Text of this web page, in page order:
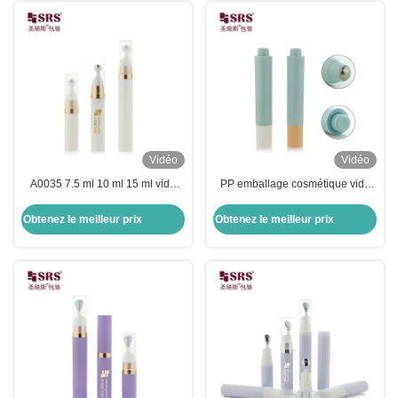
Vidéo
A0035 7.5 ml 10 ml 15 ml vide
gel de massage rouleau à bille
en acier Applicateur de bouteille
Obtenez le meilleur prix
Vidéo
PP emballage cosmétique vide
sans air 10 ml en rouleau sur
Obtenez le meilleur prix